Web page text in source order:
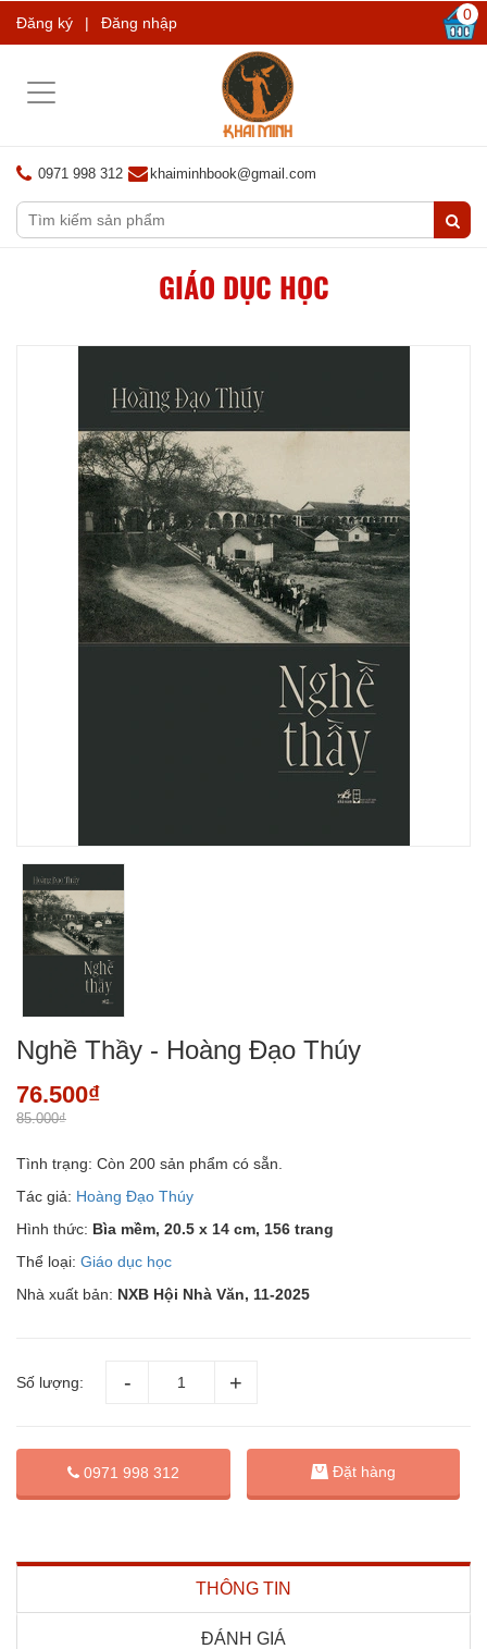
Đăng ký | Đăng nhập 0
Toggle
0971 998 312 khaiminhbook@gmail.com
GIÁO DỤC HỌC
Nghề Thầy - Hoàng Đạo Thúy
76.500₫
85.000₫
Tình trạng: Còn 200 sản phẩm có sẵn.
Tác giả: Hoàng Đạo Thúy
Hình thức: Bìa mềm, 20.5 x 14 cm, 156 trang
Thể loại: Giáo dục học
Nhà xuất bản: NXB Hội Nhà Văn, 11-2025
Số lượng:
0971 998 312 Đặt hàng
THÔNG TIN
ĐÁNH GIÁ